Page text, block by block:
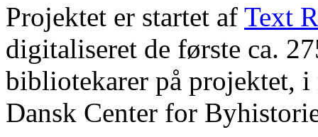
Projektet er startet af Text
digitaliseret de første ca.
bibliotekarer på projektet, i
Dansk Center for